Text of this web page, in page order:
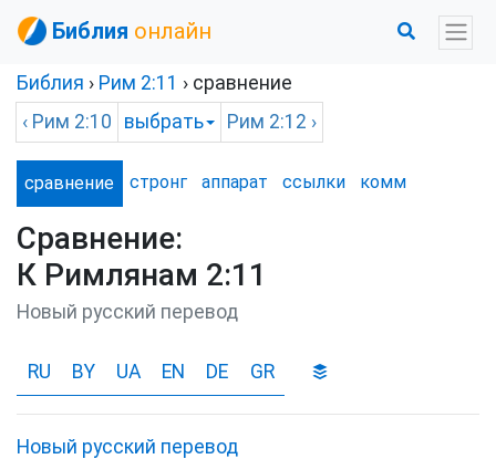
Библия онлайн
Библия › Рим 2:11 › сравнение
‹ Рим 2:10 выбрать Рим 2:12 ›
сравнение стронг аппарат ссылки комм
Сравнение:
К Римлянам 2:11
Новый русский перевод
RU BY UA EN DE GR
Новый русский перевод